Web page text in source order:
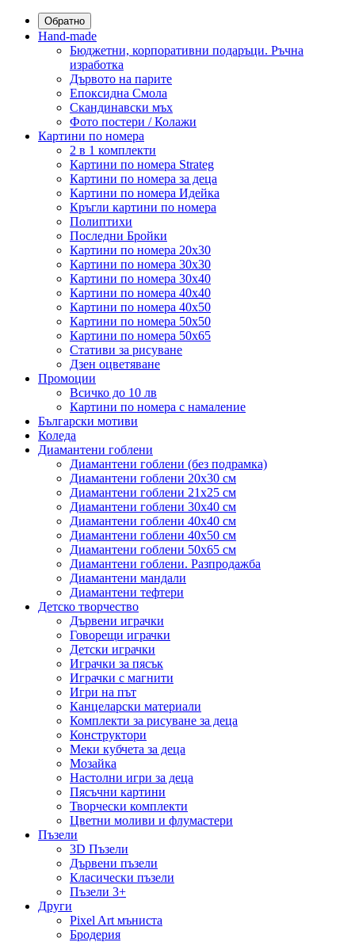
Обратно
Hand-made
Бюджетни, корпоративни подаръци. Ръчна
изработка
Дървото на парите
Епоксидна Смола
Скандинавски мъх
Фото постери / Колажи
Картини по номера
2 в 1 комплекти
Картини по номера Strateg
Картини по номера за деца
Картини по номера Идейка
Кръгли картини по номера
Полиптихи
Последни Бройки
Картини по номера 20x30
Картини по номера 30x30
Картини по номера 30x40
Картини по номера 40x40
Картини по номера 40x50
Картини по номера 50x50
Картини по номера 50x65
Стативи за рисуване
Дзен оцветяване
Промоции
Всичко до 10 лв
Картини по номера с намаление
Български мотиви
Коледа
Диамантени гоблени
Диамантени гоблени (без подрамка)
Диамантени гоблени 20x30 см
Диамантени гоблени 21x25 см
Диамантени гоблени 30x40 см
Диамантени гоблени 40x40 см
Диамантени гоблени 40x50 см
Диамантени гоблени 50x65 см
Диамантени гоблени. Разпродажба
Диамантени мандали
Диамантени тефтери
Детско творчество
Дървени играчки
Говорещи играчки
Детски играчки
Играчки за пясък
Играчки с магнити
Игри на път
Канцеларски материали
Комплекти за рисуване за деца
Конструктори
Меки кубчета за деца
Мозайка
Настолни игри за деца
Пясъчни картини
Творчески комплекти
Цветни моливи и флумастери
Пъзели
3D Пъзели
Дървени пъзели
Класически пъзели
Пъзели 3+
Други
Pixel Art мъниста
Бродерия